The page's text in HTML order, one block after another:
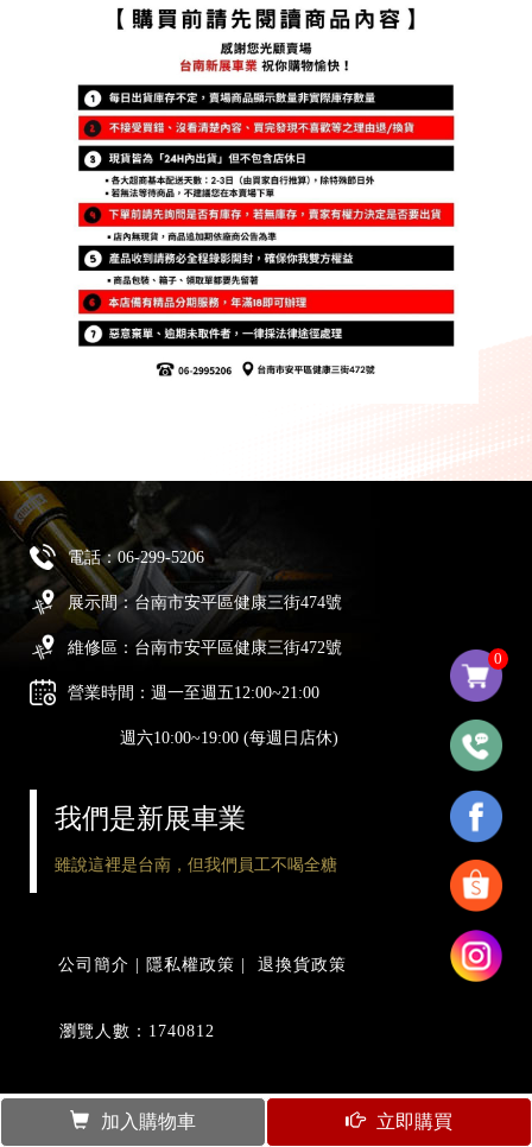
0
加入購物車 立即購買
電話：06-299-5206
展示間：台南市安平區健康三街474號
維修區：台南市安平區健康三街472號
營業時間：週一至週五12:00~21:00
週六10:00~19:00 (每週日店休)
我們是新展車業
雖說這裡是台南，但我們員工不喝全糖
公司簡介 隱私權政策 退換貨政策
瀏覽人數：1740812